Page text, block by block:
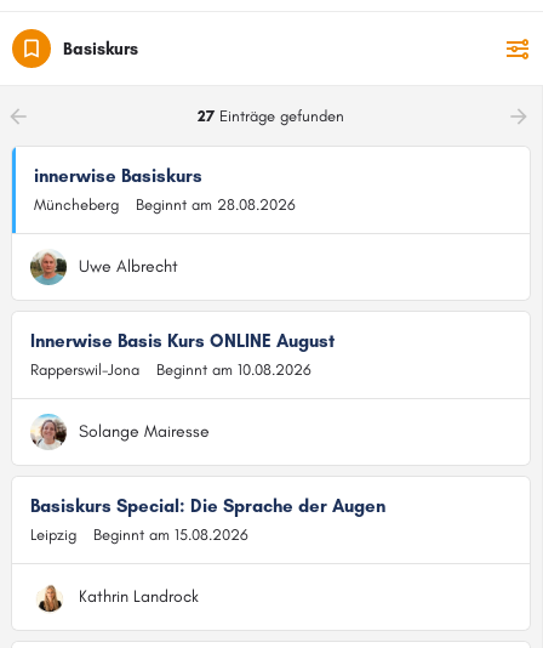
Basiskurs
arrow_backward 27 Einträge gefunden arrow_forward
innerwise Basiskurs
Müncheberg Beginnt am 28.08.2026
Uwe Albrecht
Innerwise Basis Kurs ONLINE August
Rapperswil-Jona Beginnt am 10.08.2026
Solange Mairesse
Basiskurs Special: Die Sprache der Augen
Leipzig Beginnt am 15.08.2026
Kathrin Landrock